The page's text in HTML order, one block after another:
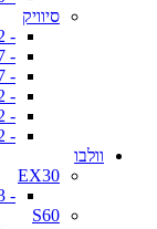
סיוויק
- 2006-2012
- 2012-2017
- 2012-2017 (הצ'בק)
- 2017-2022
- 2017-2022 (הצ'בק)
- 2022+ (הצ'בק)
וולבו
EX30
- 2023+
S60